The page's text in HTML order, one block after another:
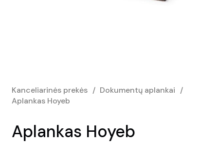
Kanceliarinės prekės / Dokumentų aplankai /
Aplankas Hoyeb
Aplankas Hoyeb